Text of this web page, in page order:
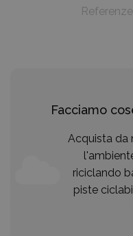
Facciamo
Acquista da
riciclando
piste